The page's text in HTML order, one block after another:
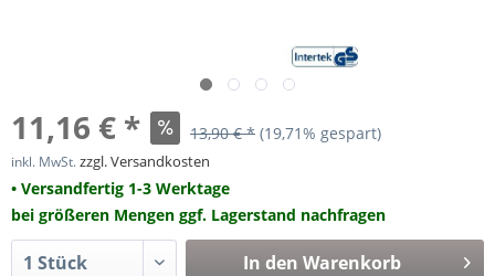
11,16 € * 13,90 € * (19,71% gespart)
inkl. MwSt.zzgl. Versandkosten
• Versandfertig 1-3 Werktage
bei größeren Mengen ggf. Lagerstand nachfragen
In den Warenkorb